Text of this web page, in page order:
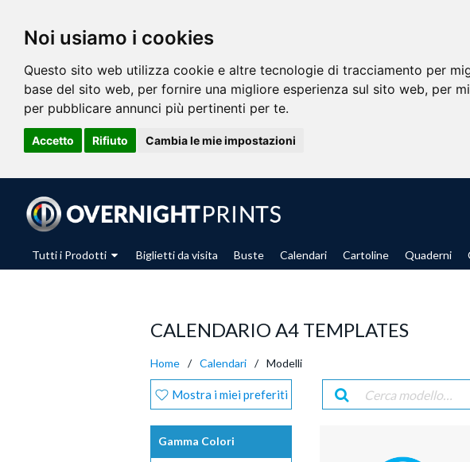
Noi usiamo i cookies
Questo sito web utilizza cookie e altre tecnologie di tracciamento per
base del sito web, per fornire una migliore esperienza sul sito web, per
per pubblicare annunci più pertinenti per te.
Accetto Rifiuto Cambia le mie impostazioni
Tutti i Prodotti Biglietti da visita Buste Calendari Cartoline Quaderni
CALENDARIO A4 TEMPLATES
Home Calendari Modelli
Mostra i miei preferiti
Gamma Colori